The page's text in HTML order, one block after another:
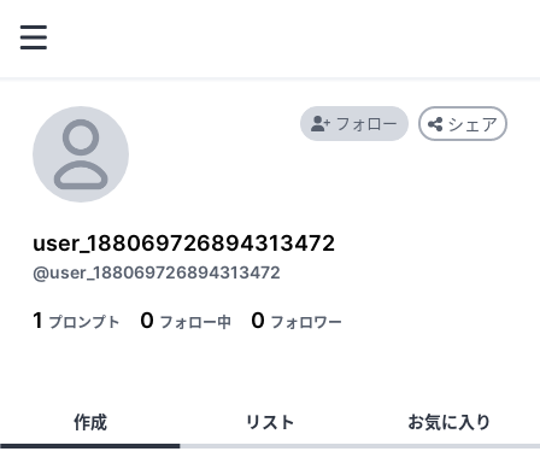
user_188069726894313472
@user_188069726894313472
1 プロンプト 0 フォロー中 0 フォロワー
フォロー シェア
作成 リスト お気に入り